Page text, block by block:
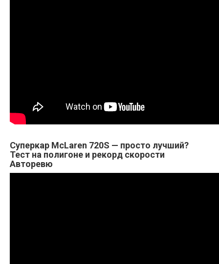
Суперкар McLaren 720S — просто лучший?
Тест на полигоне и рекорд скорости
Авторевю